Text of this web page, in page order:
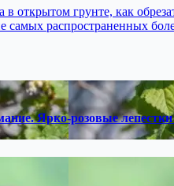
грунте, как
распространенных
Ярко-розовые лепестки